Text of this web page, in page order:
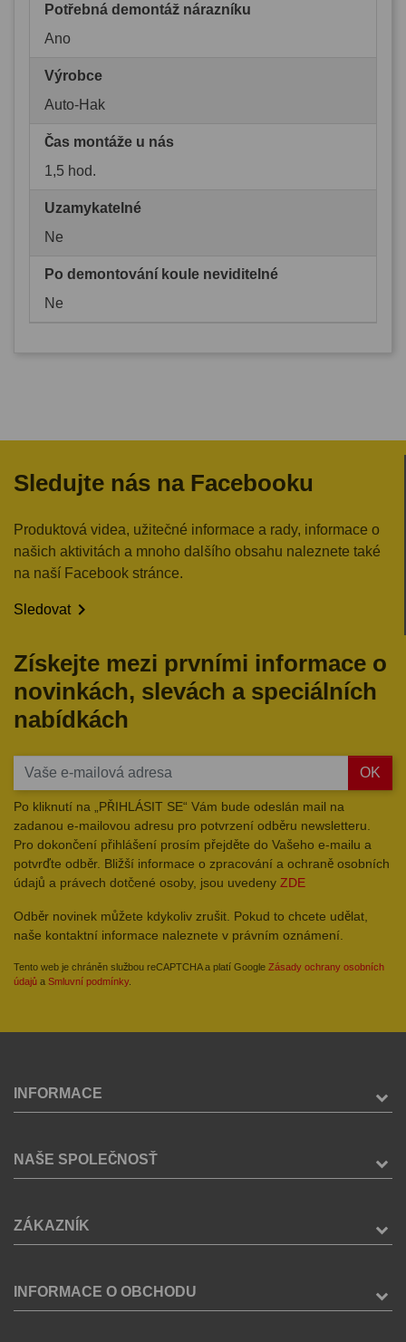
Potřebná demontáž nárazníku
Ano
Výrobce
Auto-Hak
Čas montáže u nás
1,5 hod.
Uzamykatelné
Ne
Po demontování koule neviditelné
Ne
Sledujte nás na Facebooku
Produktová videa, užitečné informace a rady, informace o
našich aktivitách a mnoho dalšího obsahu naleznete také
na naší Facebook stránce.
Sledovat
Získejte mezi prvními informace o
novinkách, slevách a speciálních
nabídkách
OK
Po kliknutí na „PŘIHLÁSIT SE“ Vám bude odeslán mail na
zadanou e-mailovou adresu pro potvrzení odběru newsletteru.
Pro dokončení přihlášení prosím přejděte do Vašeho e-mailu a
potvrďte odběr. Bližší informace o zpracování a ochraně osobních
údajů a právech dotčené osoby, jsou uvedeny ZDE
Odběr novinek můžete kdykoliv zrušit. Pokud to chcete udělat,
naše kontaktní informace naleznete v právním oznámení.
Tento web je chráněn službou reCAPTCHA a platí Google Zásady ochrany osobních
údajů a Smluvní podmínky.
INFORMACE
NAŠE SPOLEČNOSŤ
ZÁKAZNÍK
INFORMACE O OBCHODU